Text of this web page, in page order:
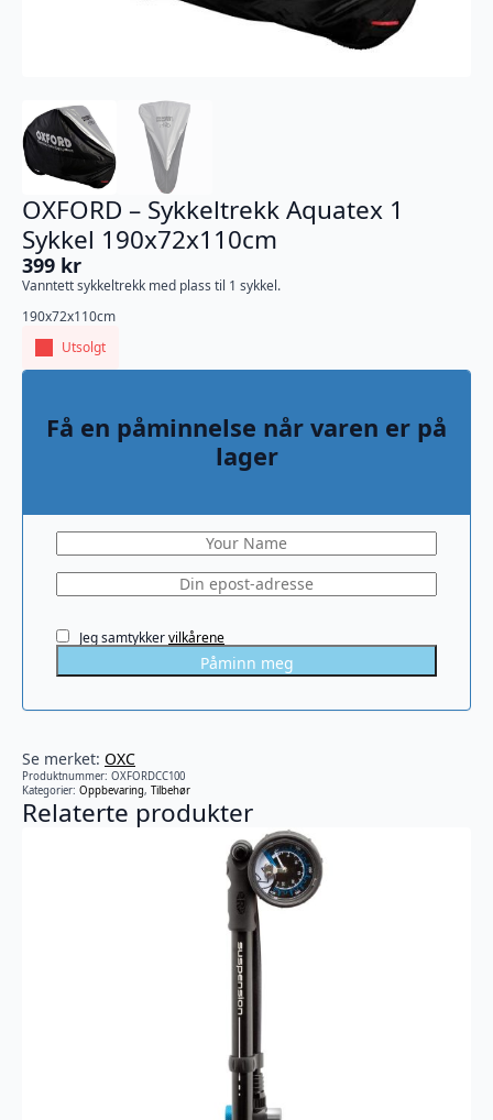
OXFORD – Sykkeltrekk Aquatex 1
Sykkel 190x72x110cm
399 kr
Vanntett sykkeltrekk med plass til 1 sykkel.
190x72x110cm
Utsolgt
Få en påminnelse når varen er på
lager
Jeg samtykkervilkårene
Påminn meg
Se merket: OXC
Produktnummer: OXFORDCC100
Kategorier: Oppbevaring, Tilbehør
Relaterte produkter